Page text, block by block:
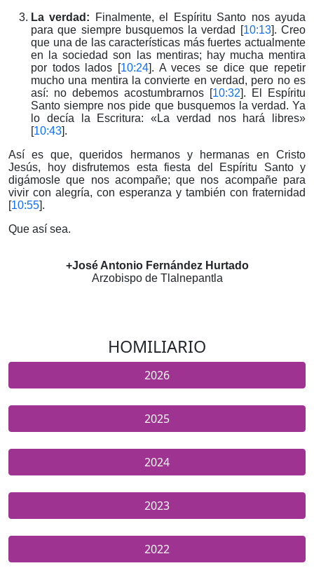
La verdad: Finalmente, el Espíritu Santo nos ayuda
para que siempre busquemos la verdad [10:13]. Creo
que una de las características más fuertes actualmente
en la sociedad son las mentiras; hay mucha mentira
por todos lados [10:24]. A veces se dice que repetir
mucho una mentira la convierte en verdad, pero no es
así: no debemos acostumbrarnos [10:32]. El Espíritu
Santo siempre nos pide que busquemos la verdad. Ya
lo decía la Escritura: «La verdad nos hará libres»
[10:43].
Así es que, queridos hermanos y hermanas en Cristo
Jesús, hoy disfrutemos esta fiesta del Espíritu Santo y
digámosle que nos acompañe; que nos acompañe para
vivir con alegría, con esperanza y también con fraternidad
[10:55].
Que así sea.
+José Antonio Fernández Hurtado
Arzobispo de Tlalnepantla
HOMILIARIO
2026
2025
2024
2023
2022